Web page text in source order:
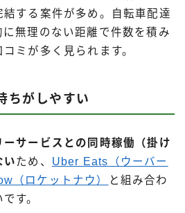
する案件が多め。自転車配達
無理のない距離で件数を積み
ミが多く見られます。
ちがしやすい
ーサービスとの同時稼働（掛け
いため、 Uber Eats（ウーバー
（ロケットナウ）
と組み合わ
す。